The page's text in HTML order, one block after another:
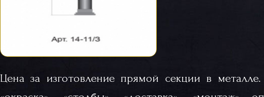
Цена за изготовление прямой секции в